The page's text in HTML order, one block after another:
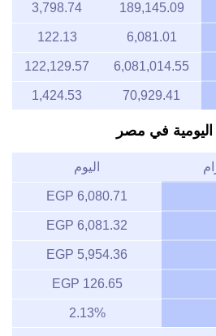
189,145.09
3,798.74
6,081.01
122.13
6,081,014.55
122,129.57
70,929.41
1,424.53
في مصر
اليوم
6,080.71 EGP
6,081.32 EGP
5,954.36 EGP
126.65 EGP
2.13%